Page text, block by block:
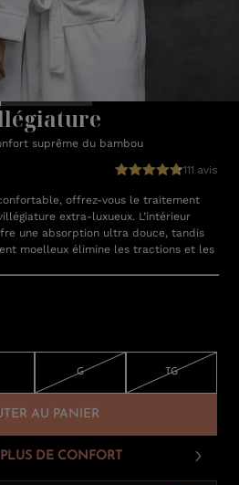
suprême du bambou
111 avis
offrez-vous le traitement
extra-luxueux. L’intérieur
une absorption ultra douce, tandis
moelleux élimine les tractions et les
G TG
AU PANIER
PLUS DE CONFORT